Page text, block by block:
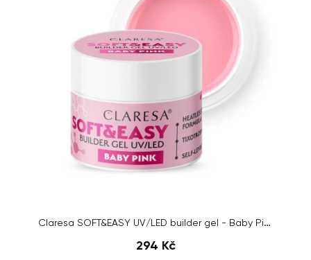
Claresa SOFT&EASY UV/LED builder gel - Baby Pink, 45g
294 Kč